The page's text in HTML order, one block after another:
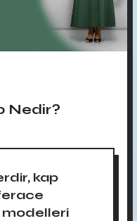
Nedir?
kap
modelleri